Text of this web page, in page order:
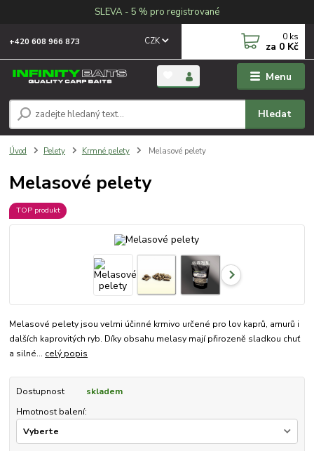
SLEVA - 5 % pro registrované
Menu
CZK
Hledat
+420 608 966 873 0 ks
za 0 Kč
Úvod Pelety Krmné pelety Melasové pelety
Melasové pelety
TOP produkt
Melasové pelety jsou velmi účinné krmivo určené pro lov kaprů, amurů i
dalších kaprovitých ryb. Díky obsahu melasy mají přirozeně sladkou chuť
a silné... celý popis
Dostupnost
skladem
Hmotnost balení: